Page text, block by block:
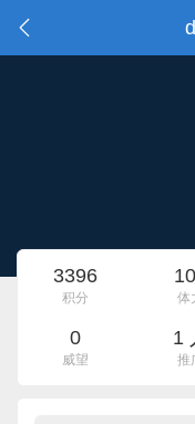
3396
积分 体
0
威望
1
推